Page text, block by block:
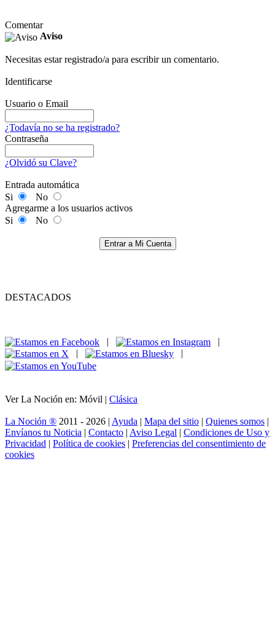
Comentar
Aviso
Necesitas estar registrado/a para escribir un comentario.
Identificarse
Usuario o Email
¿Todavía no se ha registrado?
Contraseña
¿Olvidó su Clave?
Entrada automática
Si
No
Agregarme a los usuarios activos
Si
No
Entrar a Mi Cuenta
DESTACADOS
|
|
|
|
Ver La Noción en: Móvil | Clásica
La Noción ® 2011 - 2026 | Ayuda | Mapa del sitio | Quienes somos |
Envíanos tu Noticia | Contacto | Aviso Legal | Condiciones de Uso y
Privacidad | Política de cookies | Preferencias del consentimiento de
cookies